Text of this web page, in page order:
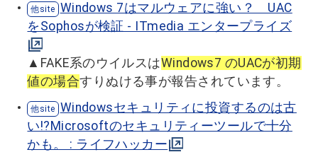
Windows 7はマルウェアに強い？ UAC
をSophosが検証 - ITmedia エンタープライズ
▲FAKE系のウイルスはWindows7 のUACが初期
値の場合すりぬける事が報告されています。
Windowsセキュリティに投資するのは古
い!?Microsoftのセキュリティーツールで十分
かも。 : ライフハッカー